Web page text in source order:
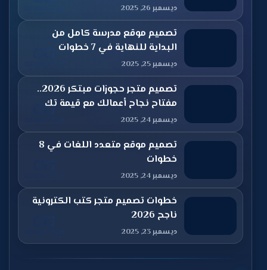
ديسمبر 26, 2025
تصميم موقع مدرسة كامل من
البداية للنهاية في 7 خطوات
ديسمبر 25, 2025
تصميم متجر حجوزات مبتكر 2026..
مفتاح نجاح أعمالك مع قيمة تك
ديسمبر 24, 2025
تصميم موقع متعدد اللغات في 8
خطوات
ديسمبر 24, 2025
خطوات تصميم متجر كتب الكترونية
ناجح 2026
ديسمبر 23, 2025